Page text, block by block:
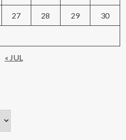
27 28 29 30
« JUL